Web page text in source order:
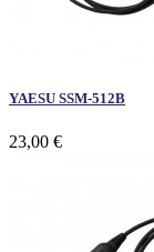
YAESU SSM-512B
23,00 €